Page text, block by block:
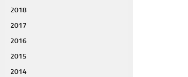
2018
2017
2016
2015
2014